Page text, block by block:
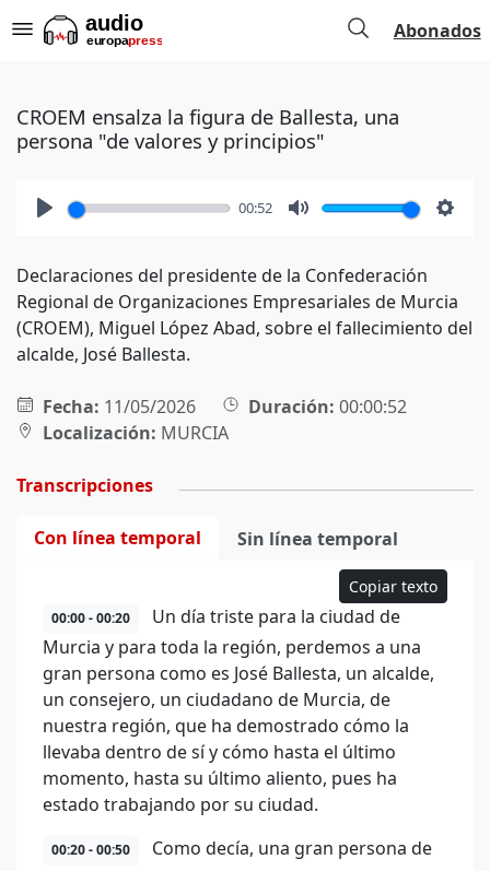
Abonados
CROEM ensalza la figura de Ballesta, una
persona "de valores y principios"
00:52
Declaraciones del presidente de la Confederación
Regional de Organizaciones Empresariales de Murcia
(CROEM), Miguel López Abad, sobre el fallecimiento del
alcalde, José Ballesta.
Fecha: 11/05/2026 Duración: 00:00:52
Localización: MURCIA
Transcripciones
Con línea temporal Sin línea temporal
Copiar texto
00:00 - 00:20
Un día triste para la ciudad de
Murcia y para toda la región, perdemos a una
gran persona como es José Ballesta, un alcalde,
un consejero, un ciudadano de Murcia, de
nuestra región, que ha demostrado cómo la
llevaba dentro de sí y cómo hasta el último
momento, hasta su último aliento, pues ha
estado trabajando por su ciudad.
00:20 - 00:50
Como decía, una gran persona de